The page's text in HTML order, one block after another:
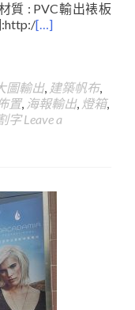
質 : PVC輸出裱板
:http:/[…]
圖輸出, 建築帆布,
置, 海報輸出, 燈箱,
字 Leave a